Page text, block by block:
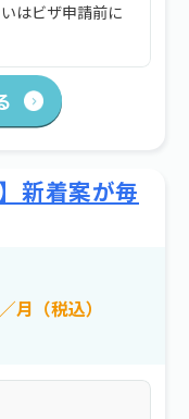
はビザ申請前に
新着案が毎
／月（税込）